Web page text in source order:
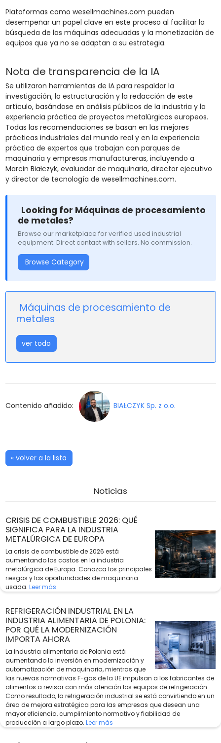
Plataformas como wesellmachines.com pueden
desempeñar un papel clave en este proceso al facilitar la
búsqueda de las máquinas adecuadas y la monetización de
equipos que ya no se adaptan a su estrategia.
Nota de transparencia de la IA
Se utilizaron herramientas de IA para respaldar la
investigación, la estructuración y la redacción de este
artículo, basándose en análisis públicos de la industria y la
experiencia práctica de proyectos metalúrgicos europeos.
Todas las recomendaciones se basan en las mejores
prácticas industriales del mundo real y en la experiencia
práctica de expertos que trabajan con parques de
maquinaria y empresas manufactureras, incluyendo a
Marcin Białczyk, evaluador de maquinaria, director ejecutivo
y director de tecnología de wesellmachines.com.
Looking for Máquinas de procesamiento
de metales?
Browse our marketplace for verified used industrial
equipment. Direct contact with sellers. No commission.
Browse Category
Máquinas de procesamiento de
metales
ver todo
Contenido añadido: BIAŁCZYK Sp. z o.o.
« volver a la lista
Noticias
CRISIS DE COMBUSTIBLE 2026: QUÉ
SIGNIFICA PARA LA INDUSTRIA
METALÚRGICA DE EUROPA
La crisis de combustible de 2026 está
aumentando los costos en la industria
metalúrgica de Europa. Conozca los principales
riesgos y las oportunidades de maquinaria
usada. Leer más
REFRIGERACIÓN INDUSTRIAL EN LA
INDUSTRIA ALIMENTARIA DE POLONIA:
POR QUÉ LA MODERNIZACIÓN
IMPORTA AHORA
La industria alimentaria de Polonia está
aumentando la inversión en modernización y
automatización de maquinaria, mientras que
las nuevas normativas F-gas de la UE impulsan a los fabricantes de
alimentos a revisar con más atención los equipos de refrigeración.
Como resultado, la refrigeración industrial se está convirtiendo en un
área de mejora estratégica para las empresas que desean una
mayor eficiencia, cumplimiento normativo y fiabilidad de
producción a largo plazo. Leer más